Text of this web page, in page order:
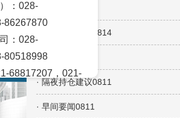
· 早间要闻0815
· 隔夜持仓建议0814
· 早间要闻0814
· 隔夜持仓建议0811
· 早间要闻0811
：028-
86267870
：028-
80518998
68817207，021-
65005128